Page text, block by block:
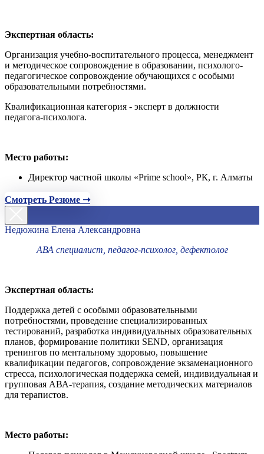
Экспертная область:
Организация учебно-воспитательного процесса, менеджмент
и методическое сопровождение в образовании, психолого-
педагогическое сопровождение обучающихся с особыми
образовательными потребностями.
Квалификационная категория - эксперт в должности
педагога-психолога.
Место работы:
Директор частной школы «Prime school», РК, г. Алматы
Смотреть Резюме ➝
Недюжина Елена Александровна
АВА специалист, педагог-психолог, дефектолог
Экспертная область:
Поддержка детей с особыми образовательными
потребностями, проведение специализированных
тестирований, разработка индивидуальных образовательных
планов, формирование политики SEND, организация
тренингов по ментальному здоровью, повышение
квалификации педагогов, сопровождение экзаменационного
стресса, психологическая поддержка семей, индивидуальная и
групповая АВА-терапия, создание методических материалов
для терапистов.
Место работы: